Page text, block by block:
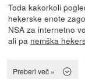
Toda kakorkoli
hekerske enote
NSA za internetno
ali pa nemška
Preberi več »